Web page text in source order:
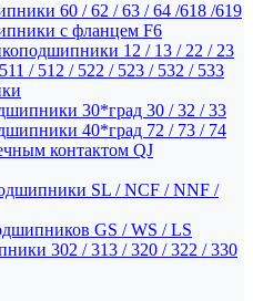
60 / 62 / 63 / 64 /618 /619
с фланцем F6
12 / 13 / 22 / 23
/ 512 / 522 / 523 / 532 / 533
30*град 30 / 32 / 33
40*град 72 / 73 / 74
контактом QJ
SL / NCF / NNF /
GS / WS / LS
302 / 313 / 320 / 322 / 330